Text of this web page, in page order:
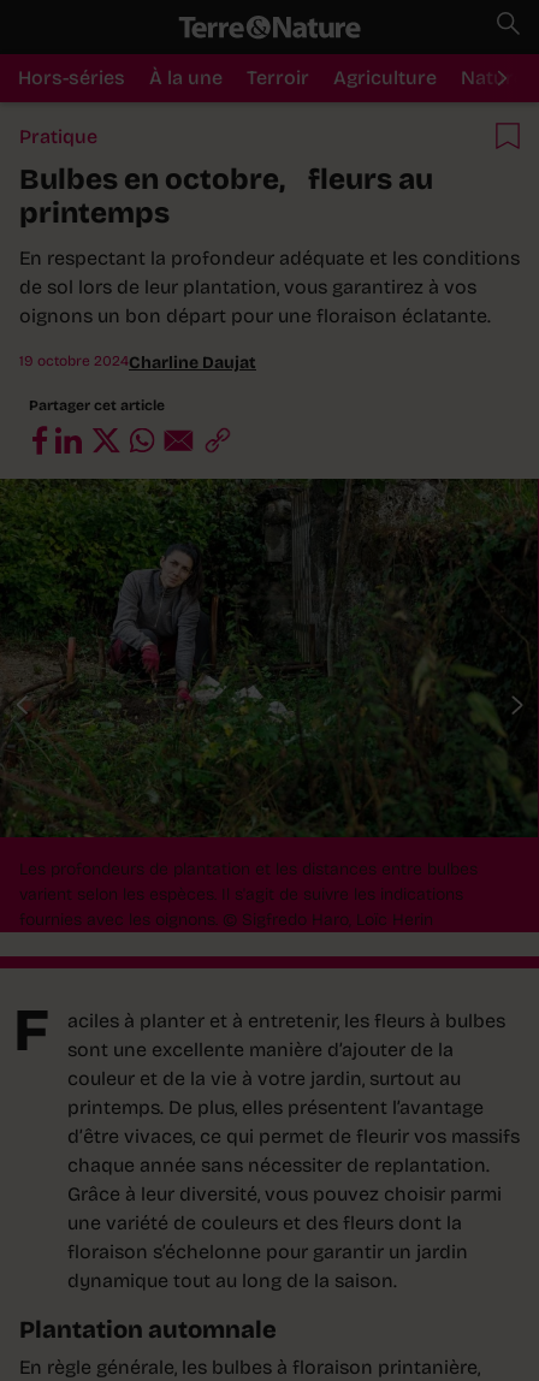
Hors-séries À la une Terroir Agriculture Nature
Pratique
Bulbes en octobre, fleurs au
printemps
En respectant la profondeur adéquate et les conditions
de sol lors de leur plantation, vous garantirez à vos
oignons un bon départ pour une floraison éclatante.
19 octobre 2024Charline Daujat
Partager cet article
Les profondeurs de plantation et les distances entre bulbes
varient selon les espèces. Il s'agit de suivre les indications
fournies avec les oignons. © Sigfredo Haro, Loïc Herin
F
aciles à planter et à entretenir, les fleurs à bulbes
sont une excellente manière d’ajouter de la
couleur et de la vie à votre jardin, surtout au
printemps. De plus, elles présentent l’avantage
d’être vivaces, ce qui permet de fleurir vos massifs
chaque année sans nécessiter de replantation.
Grâce à leur diversité, vous pouvez choisir parmi
une variété de couleurs et des fleurs dont la
floraison s’échelonne pour garantir un jardin
dynamique tout au long de la saison.
Plantation automnale
En règle générale, les bulbes à floraison printanière,